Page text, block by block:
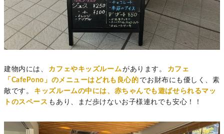
建物内には、 カフェやキッズルームがあります。
カフェ
「CafePono」のメニューはどれも良心的 でお財布にも優しく、素
敵です。
キッズルームの中には、赤ちゃんでも遊ばせられるマッ
トのスペース もあり、まだ歩けないお子様連れでも安心！！